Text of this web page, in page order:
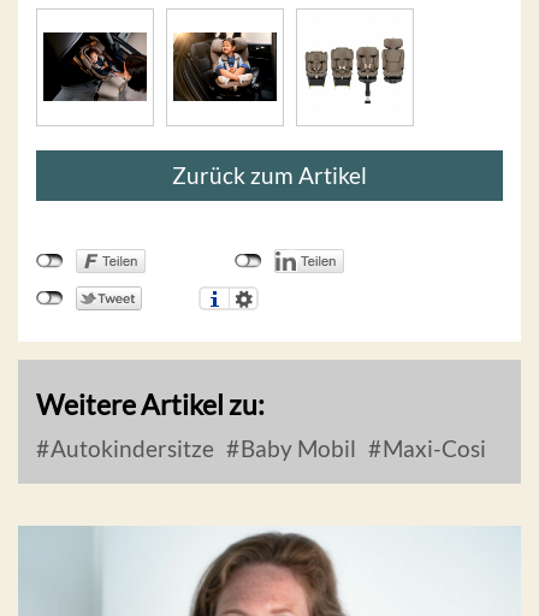
Zurück zum Artikel
Weitere Artikel zu:
Autokindersitze Baby Mobil Maxi-Cosi